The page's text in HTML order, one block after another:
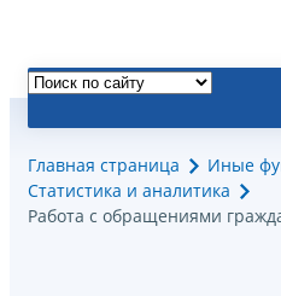
Главная страница
Иные
Статистика и аналитика
Работа с обращениями